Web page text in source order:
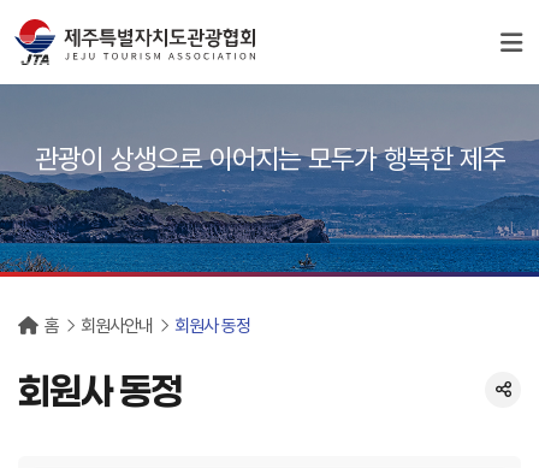
관광이 상생으로 이어지는 모두가 행복한 제주
홈 회원사안내 회원사 동정
회원사 동정